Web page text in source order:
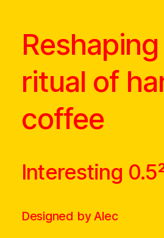
ritual of
coffee
Interesting
Designed by Alec